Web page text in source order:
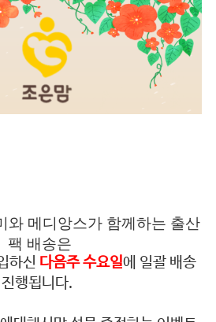
와 메디앙스가 함께하는 출산
팩 배송은
하신 다음주 수요일에 일괄 배송
진행됩니다.